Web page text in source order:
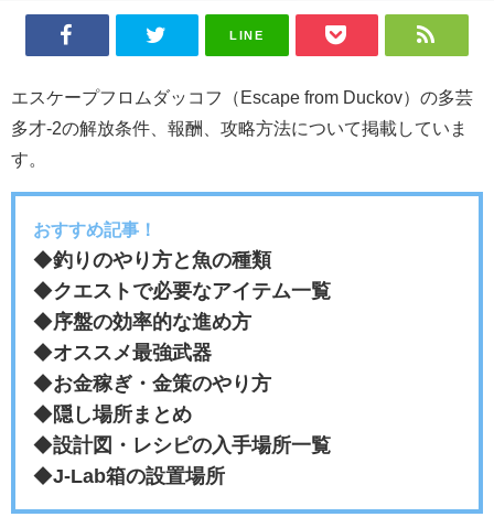
LINE
エスケープフロムダッコフ（Escape from Duckov）の多芸
多才-2の解放条件、報酬、攻略方法について掲載していま
す。
おすすめ記事！
◆釣りのやり方と魚の種類
◆クエストで必要なアイテム一覧
◆序盤の効率的な進め方
◆オススメ最強武器
◆お金稼ぎ・金策のやり方
◆隠し場所まとめ
◆設計図・レシピの入手場所一覧
◆J-Lab箱の設置場所